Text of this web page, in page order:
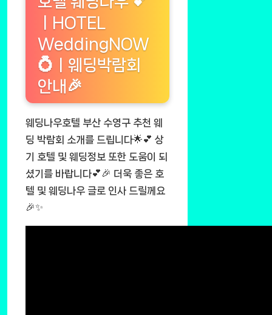
ㅣHOTEL
WeddingNOW
💍ㅣ웨딩박람회
안내🎉
웨딩나우호텔 부산 수영구 추천 웨
딩 박람회 소개를 드립니다🌟💕 상
기 호텔 및 웨딩정보 또한 도움이 되
셨기를 바랍니다💕🎉 더욱 좋은 호
텔 및 웨딩나우 글로 인사 드릴께요
🎉✨